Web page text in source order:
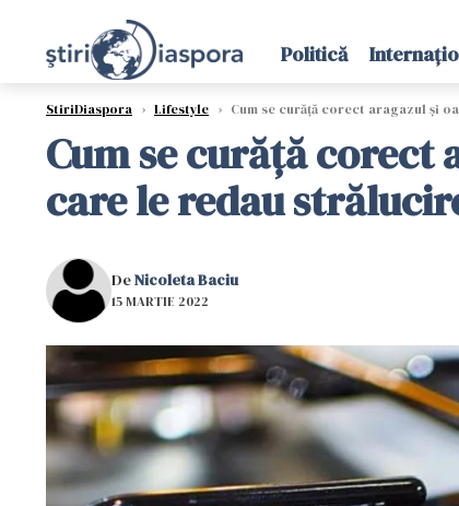
Politică
StiriDiaspora › Lifestyle › Cum se curăță corect aragazul și
Cum se curăță corect
care le redau
DeNicoleta Baciu
15 MARTIE 2022